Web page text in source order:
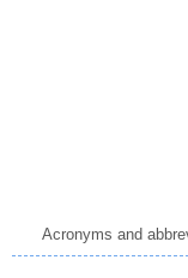
Acronyms and